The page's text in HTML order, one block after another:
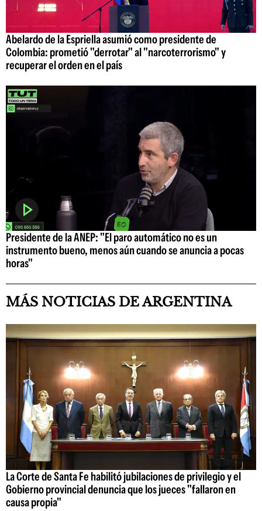
Abelardo de la Espriella asumió como presidente de
Colombia: prometió "derrotar" al "narcoterrorismo" y
recuperar el orden en el país
Presidente de la ANEP: "El paro automático no es un
instrumento bueno, menos aún cuando se anuncia a pocas
horas"
MÁS NOTICIAS DE ARGENTINA
La Corte de Santa Fe habilitó jubilaciones de privilegio y el
Gobierno provincial denuncia que los jueces "fallaron en
causa propia"